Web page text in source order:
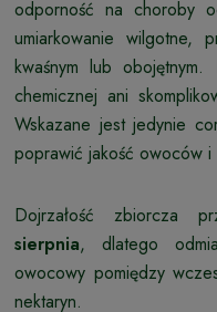
odporność na choroby
umiarkowanie wilgotne,
kwaśnym lub
chemicznej ani
Wskazane jest jedynie
poprawić jakość owoców
Dojrzałość zbiorcza
sierpnia, dlatego
owocowy pomiędzy
nektaryn.